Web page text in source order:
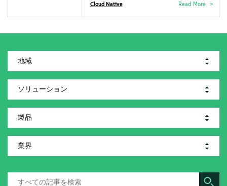
Cloud Native
Read More